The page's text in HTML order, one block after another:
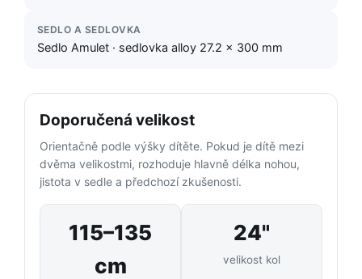
SEDLO A SEDLOVKA
Sedlo Amulet · sedlovka alloy 27.2 × 300 mm
Doporučená velikost
Orientačně podle výšky dítěte. Pokud je dítě mezi
dvěma velikostmi, rozhoduje hlavně délka nohou,
jistota v sedle a předchozí zkušenosti.
115–135
cm
24"
velikost kol